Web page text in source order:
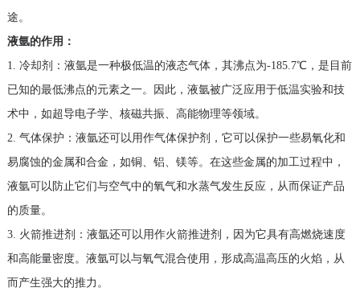
途。
液氩的作用：
1. 冷却剂：液氩是一种极低温的液态气体，其沸点为-185.7℃，是目前
已知的最低沸点的元素之一。因此，液氩被广泛应用于低温实验和技
术中，如超导电子学、核磁共振、高能物理等领域。
2. 气体保护：液氩还可以用作气体保护剂，它可以保护一些易氧化和
易腐蚀的金属和合金，如铜、铝、镁等。在这些金属的加工过程中，
液氩可以防止它们与空气中的氧气和水蒸气发生反应，从而保证产品
的质量。
3. 火箭推进剂：液氩还可以用作火箭推进剂，因为它具有高燃烧速度
和高能量密度。液氩可以与氧气混合使用，形成高温高压的火焰，从
而产生强大的推力。